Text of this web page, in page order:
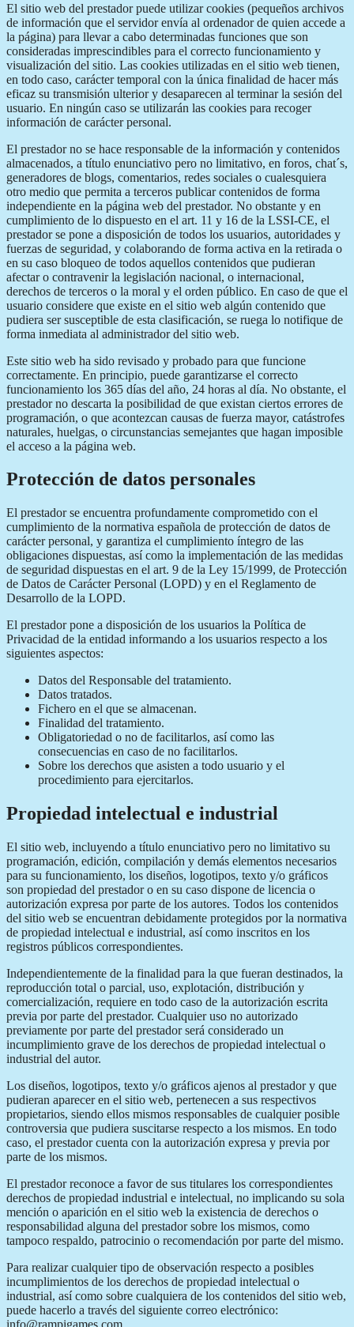
El sitio web del prestador puede utilizar cookies (pequeños archivos
de información que el servidor envía al ordenador de quien accede a
la página) para llevar a cabo determinadas funciones que son
consideradas imprescindibles para el correcto funcionamiento y
visualización del sitio. Las cookies utilizadas en el sitio web tienen,
en todo caso, carácter temporal con la única finalidad de hacer más
eficaz su transmisión ulterior y desaparecen al terminar la sesión del
usuario. En ningún caso se utilizarán las cookies para recoger
información de carácter personal.
El prestador no se hace responsable de la información y contenidos
almacenados, a título enunciativo pero no limitativo, en foros, chat´s,
generadores de blogs, comentarios, redes sociales o cualesquiera
otro medio que permita a terceros publicar contenidos de forma
independiente en la página web del prestador. No obstante y en
cumplimiento de lo dispuesto en el art. 11 y 16 de la LSSI-CE, el
prestador se pone a disposición de todos los usuarios, autoridades y
fuerzas de seguridad, y colaborando de forma activa en la retirada o
en su caso bloqueo de todos aquellos contenidos que pudieran
afectar o contravenir la legislación nacional, o internacional,
derechos de terceros o la moral y el orden público. En caso de que el
usuario considere que existe en el sitio web algún contenido que
pudiera ser susceptible de esta clasificación, se ruega lo notifique de
forma inmediata al administrador del sitio web.
Este sitio web ha sido revisado y probado para que funcione
correctamente. En principio, puede garantizarse el correcto
funcionamiento los 365 días del año, 24 horas al día. No obstante, el
prestador no descarta la posibilidad de que existan ciertos errores de
programación, o que acontezcan causas de fuerza mayor, catástrofes
naturales, huelgas, o circunstancias semejantes que hagan imposible
el acceso a la página web.
Protección de datos personales
El prestador se encuentra profundamente comprometido con el
cumplimiento de la normativa española de protección de datos de
carácter personal, y garantiza el cumplimiento íntegro de las
obligaciones dispuestas, así como la implementación de las medidas
de seguridad dispuestas en el art. 9 de la Ley 15/1999, de Protección
de Datos de Carácter Personal (LOPD) y en el Reglamento de
Desarrollo de la LOPD.
El prestador pone a disposición de los usuarios la Política de
Privacidad de la entidad informando a los usuarios respecto a los
siguientes aspectos:
Datos del Responsable del tratamiento.
Datos tratados.
Fichero en el que se almacenan.
Finalidad del tratamiento.
Obligatoriedad o no de facilitarlos, así como las
consecuencias en caso de no facilitarlos.
Sobre los derechos que asisten a todo usuario y el
procedimiento para ejercitarlos.
Propiedad intelectual e industrial
El sitio web, incluyendo a título enunciativo pero no limitativo su
programación, edición, compilación y demás elementos necesarios
para su funcionamiento, los diseños, logotipos, texto y/o gráficos
son propiedad del prestador o en su caso dispone de licencia o
autorización expresa por parte de los autores. Todos los contenidos
del sitio web se encuentran debidamente protegidos por la normativa
de propiedad intelectual e industrial, así como inscritos en los
registros públicos correspondientes.
Independientemente de la finalidad para la que fueran destinados, la
reproducción total o parcial, uso, explotación, distribución y
comercialización, requiere en todo caso de la autorización escrita
previa por parte del prestador. Cualquier uso no autorizado
previamente por parte del prestador será considerado un
incumplimiento grave de los derechos de propiedad intelectual o
industrial del autor.
Los diseños, logotipos, texto y/o gráficos ajenos al prestador y que
pudieran aparecer en el sitio web, pertenecen a sus respectivos
propietarios, siendo ellos mismos responsables de cualquier posible
controversia que pudiera suscitarse respecto a los mismos. En todo
caso, el prestador cuenta con la autorización expresa y previa por
parte de los mismos.
El prestador reconoce a favor de sus titulares los correspondientes
derechos de propiedad industrial e intelectual, no implicando su sola
mención o aparición en el sitio web la existencia de derechos o
responsabilidad alguna del prestador sobre los mismos, como
tampoco respaldo, patrocinio o recomendación por parte del mismo.
Para realizar cualquier tipo de observación respecto a posibles
incumplimientos de los derechos de propiedad intelectual o
industrial, así como sobre cualquiera de los contenidos del sitio web,
puede hacerlo a través del siguiente correo electrónico: